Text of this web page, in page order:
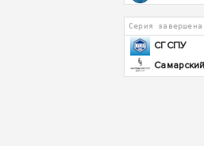
Серия
СГСПУ